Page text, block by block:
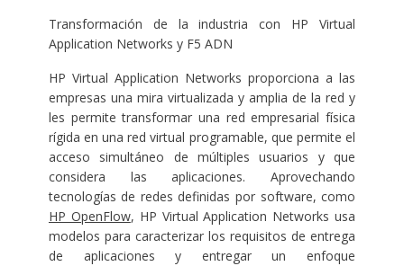
Transformación de la industria con HP Virtual
Application Networks y F5 ADN
HP Virtual Application Networks proporciona a las
empresas una mira virtualizada y amplia de la red y
les permite transformar una red empresarial física
rígida en una red virtual programable, que permite el
acceso simultáneo de múltiples usuarios y que
considera las aplicaciones. Aprovechando
tecnologías de redes definidas por software, como
HP OpenFlow, HP Virtual Application Networks usa
modelos para caracterizar los requisitos de entrega
de aplicaciones y entregar un enfoque